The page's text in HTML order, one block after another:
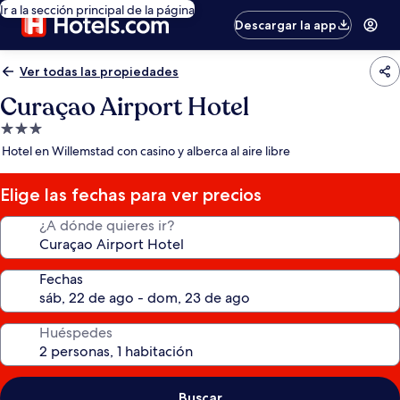
Ir a la sección principal de la página
Descargar la app
Ver todas las propiedades
Curaçao Airport Hotel
Propiedad
de
estrellas
Hotel en Willemstad con casino y alberca al aire libre
Elige las fechas para ver precios
¿A dónde quieres ir?
Fechas
Huéspedes